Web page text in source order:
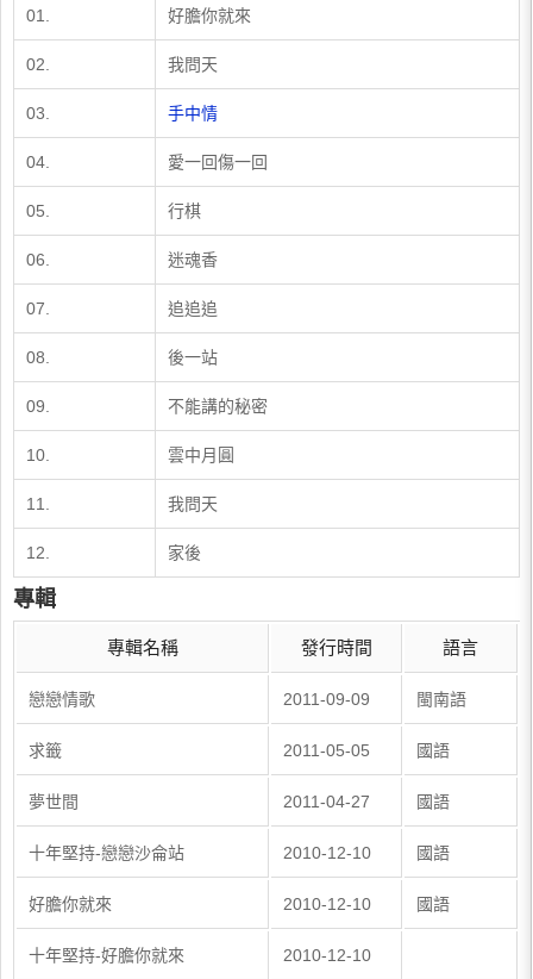
01. 好膽你就來
02. 我問天
03. 手中情
04. 愛一回傷一回
​05. ​行棋
​06. ​迷魂香
​07. ​追追追
​08. ​後一站
​09. ​不能講的秘密
​10. ​雲中月圓
​11. ​我問天
​12. ​家後
專輯
專輯名稱 發行時間 語言
戀戀情歌 2011-09-09 閩南語
求籤 2011-05-05 國語
夢世間 2011-04-27 國語
十年堅持-戀戀沙侖站 2010-12-10 國語
好膽你就來 2010-12-10 國語
十年堅持-好膽你就來 2010-12-10